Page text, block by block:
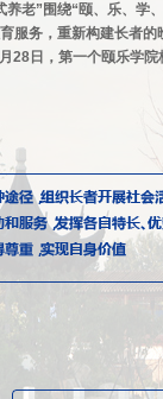
养老”围绕“颐、乐、学
服务，重新构建长者的
28日，第一个颐乐学